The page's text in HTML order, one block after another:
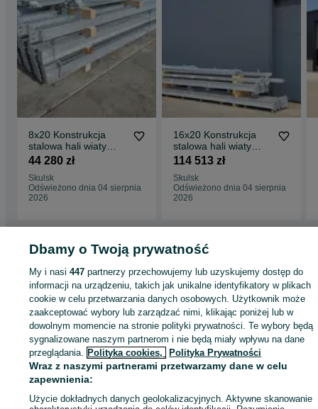
8x20 Konstrukcja
stalowa hali wiaty
magazynu obory
budynek
44 280 zł
Skulsk
Odświeżono dnia 04 sierpnia
2026
16x20 Konstrukcja
stalowa hali wiaty
magazynu obory
budynek
114 513 zł
Skulsk
Odświeżono dnia 04 sierpnia
2026
Strona główna Budowa i Remont Garaże Garaże - Wielkopolskie
Garaże -
Skulsk
KATEGORIA
ID:932779766 Wyświetlenia:
Zadzwoń / SMS Wyślij wiadomość
Dbamy o Twoją prywatność
My i nasi447 partnerzy przechowujemy lub uzyskujemy dostęp do
informacji na urządzeniu, takich jak unikalne identyfikatory w plikach
cookie w celu przetwarzania danych osobowych. Użytkownik może
zaakceptować wybory lub zarządzać nimi, klikając poniżej lub w
dowolnym momencie na stronie polityki prywatności. Te wybory będą
sygnalizowane naszym partnerom i nie będą miały wpływu na dane
przeglądania. Polityka cookies, Polityka Prywatności
Wraz z naszymi partnerami przetwarzamy dane w celu
zapewnienia:
Użycie dokładnych danych geolokalizacyjnych. Aktywne skanowanie